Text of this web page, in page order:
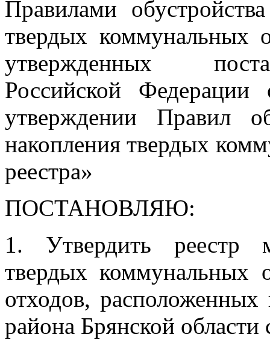
Правилами
твердых коммунальных
утвержденных
Российской
утверждении Правил
накопления твердых
реестра»
ПОСТАНОВЛЯЮ:
1. Утвердить реестр
твердых коммунальных
отходов, расположенных
района Брянской